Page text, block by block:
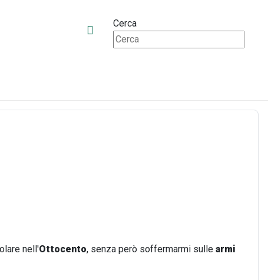
Cerca
nell'Ottocento, senza però soffermarmi sulle armi